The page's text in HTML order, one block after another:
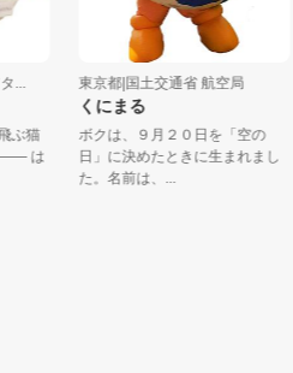
東京都|国土交通省 航空局
くにまる
ボクは、９月２０日を「空の
日」に決めたときに生まれまし
た。名前は、...